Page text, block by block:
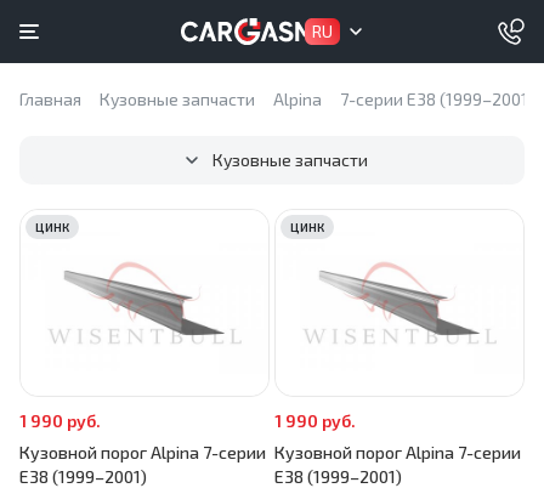
RU
Главная Кузовные запчасти Alpina 7-серии E38 (1999–2001)
Кузовные запчасти
1 990 руб.
Кузовной порог Alpina 7-серии
E38 (1999–2001)
ЦИНК
1 990 руб.
Кузовной порог Alpina 7-серии
E38 (1999–2001)
ЦИНК